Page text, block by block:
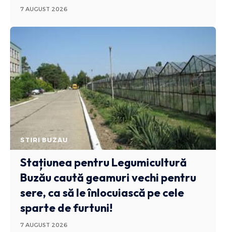
7 AUGUST 2026
STIRI BUZAU
Stațiunea pentru Legumicultură
Buzău caută geamuri vechi pentru
sere, ca să le înlocuiască pe cele
sparte de furtuni!
7 AUGUST 2026